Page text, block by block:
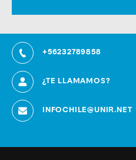
+56232789858
¿TE LLAMAMOS?
INFOCHILE@UNIR.NET